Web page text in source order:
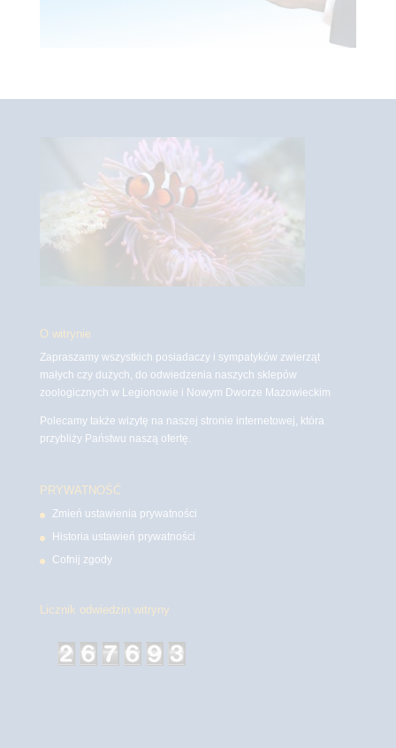
O witrynie
Zapraszamy wszystkich posiadaczy i sympatyków zwierząt
małych czy dużych, do odwiedzenia naszych sklepów
zoologicznych w Legionowie i Nowym Dworze Mazowieckim
Polecamy także wizytę na naszej stronie internetowej, która
przybliży Państwu naszą ofertę.
PRYWATNOŚĆ
Zmień ustawienia prywatności
Historia ustawień prywatności
Cofnij zgody
Licznik odwiedzin witryny